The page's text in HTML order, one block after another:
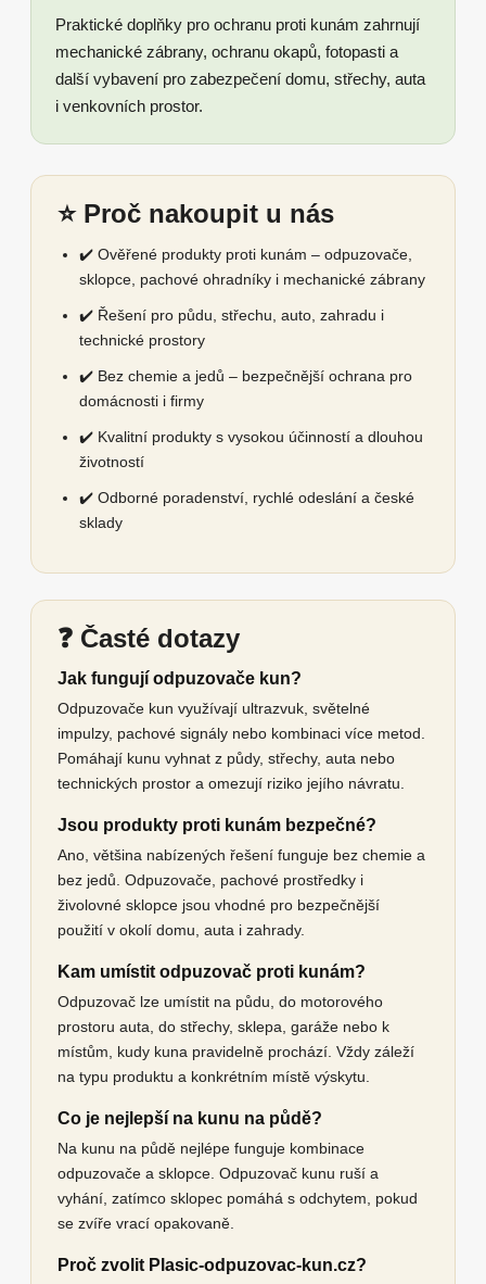
Praktické doplňky pro ochranu proti kunám zahrnují
mechanické zábrany, ochranu okapů, fotopasti a
další vybavení pro zabezpečení domu, střechy, auta
i venkovních prostor.
⭐ Proč nakoupit u nás
✔️ Ověřené produkty proti kunám – odpuzovače,
sklopce, pachové ohradníky i mechanické zábrany
✔️ Řešení pro půdu, střechu, auto, zahradu i
technické prostory
✔️ Bez chemie a jedů – bezpečnější ochrana pro
domácnosti i firmy
✔️ Kvalitní produkty s vysokou účinností a dlouhou
životností
✔️ Odborné poradenství, rychlé odeslání a české
sklady
❓ Časté dotazy
Jak fungují odpuzovače kun?
Odpuzovače kun využívají ultrazvuk, světelné
impulzy, pachové signály nebo kombinaci více metod.
Pomáhají kunu vyhnat z půdy, střechy, auta nebo
technických prostor a omezují riziko jejího návratu.
Jsou produkty proti kunám bezpečné?
Ano, většina nabízených řešení funguje bez chemie a
bez jedů. Odpuzovače, pachové prostředky i
živolovné sklopce jsou vhodné pro bezpečnější
použití v okolí domu, auta i zahrady.
Kam umístit odpuzovač proti kunám?
Odpuzovač lze umístit na půdu, do motorového
prostoru auta, do střechy, sklepa, garáže nebo k
místům, kudy kuna pravidelně prochází. Vždy záleží
na typu produktu a konkrétním místě výskytu.
Co je nejlepší na kunu na půdě?
Na kunu na půdě nejlépe funguje kombinace
odpuzovače a sklopce. Odpuzovač kunu ruší a
vyhání, zatímco sklopec pomáhá s odchytem, pokud
se zvíře vrací opakovaně.
Proč zvolit Plasic-odpuzovac-kun.cz?